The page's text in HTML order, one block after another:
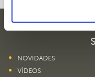
NOVIDADES
VÍDEOS